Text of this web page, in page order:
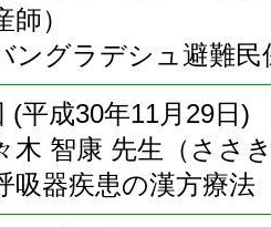
）
グラデシュ避難民
(平成30年11月29日)
智康 先生（ささき
器疾患の漢方療法